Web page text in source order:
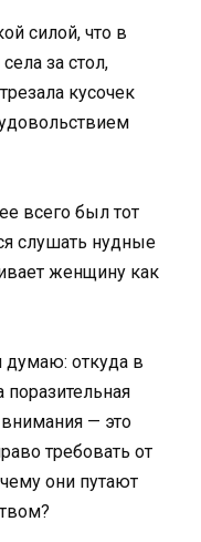
силой, что в
за стол,
кусочек
всего был тот
слушать нудные
женщину как
думаю: откуда в
поразительная
— это
требовать от
они путают